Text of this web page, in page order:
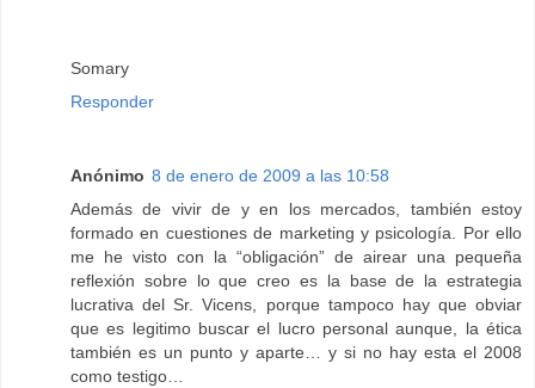
Somary
Responder
Anónimo 8 de enero de 2009 a las 10:58
Además de vivir de y en los mercados, también estoy
formado en cuestiones de marketing y psicología. Por ello
me he visto con la “obligación” de airear una pequeña
reflexión sobre lo que creo es la base de la estrategia
lucrativa del Sr. Vicens, porque tampoco hay que obviar
que es legitimo buscar el lucro personal aunque, la ética
también es un punto y aparte… y si no hay esta el 2008
como testigo…